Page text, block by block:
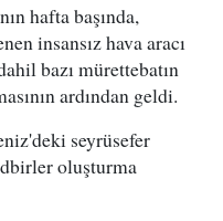
hafta başında,
insansız hava aracı
bazı mürettebatın
ardından geldi.
seyrüsefer
oluşturma